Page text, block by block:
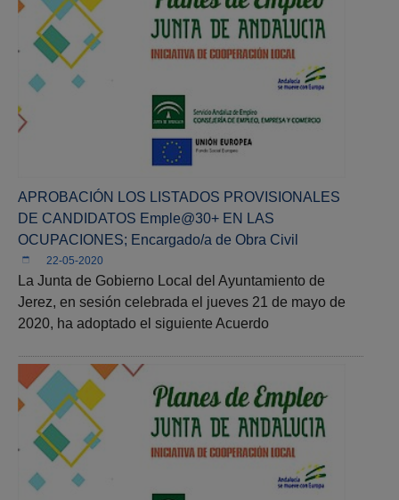
APROBACIÓN LOS LISTADOS PROVISIONALES
DE CANDIDATOS Emple@30+ EN LAS
OCUPACIONES; Encargado/a de Obra Civil
22-05-2020
La Junta de Gobierno Local del Ayuntamiento de
Jerez, en sesión celebrada el jueves 21 de mayo de
2020, ha adoptado el siguiente Acuerdo